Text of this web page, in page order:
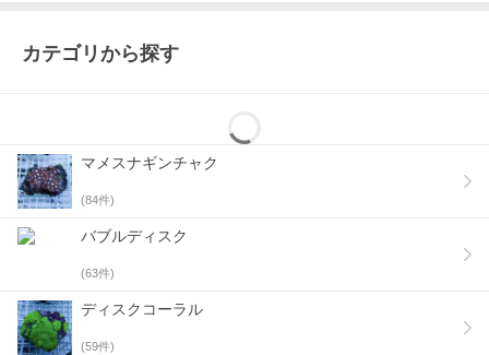
カテゴリから探す
マメスナギンチャク
(84件)
バブルディスク
(63件)
ディスクコーラル
(59件)